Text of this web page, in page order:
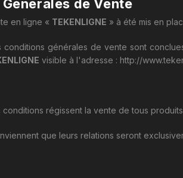
de Vente
en ligne « TEKENLIGNE » à été mis en
conditions générales de vente sont
visible à l'adresse : http://
conditions régissent la vente de tous
que leurs relations seront